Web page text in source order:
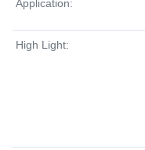
Application:
High Light: